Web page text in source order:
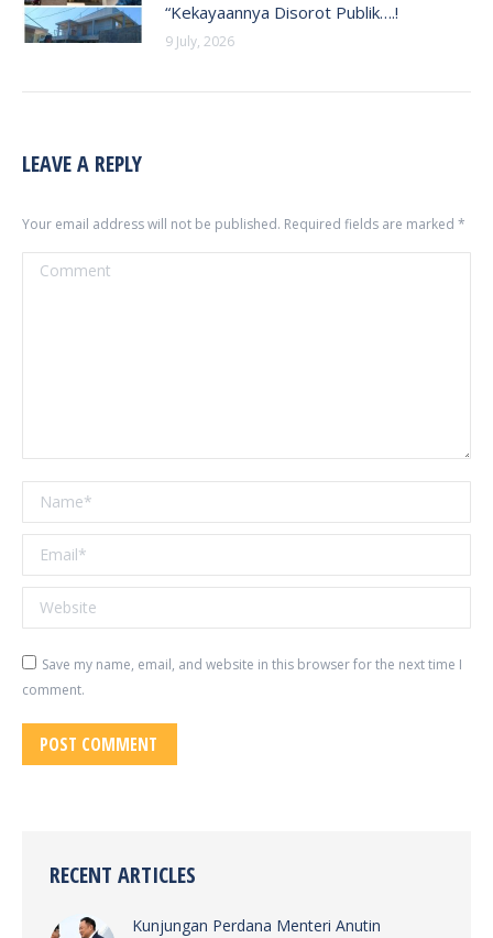
“Kekayaannya Disorot Publik….!
9 July, 2026
LEAVE A REPLY
Your email address will not be published. Required fields are marked *
Comment
Name *
Email *
Website
Save my name, email, and website in this browser for the next time I
comment.
POST COMMENT
RECENT ARTICLES
Kunjungan Perdana Menteri Anutin